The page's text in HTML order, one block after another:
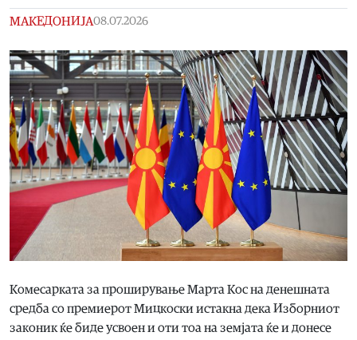
МАКЕДОНИЈА08.07.2026
Комесарката за проширување Марта Кос на денешната
средба со премиерот Мицкоски истакна дека Изборниот
законик ќе биде усвоен и оти тоа на земјата ќе и донесе